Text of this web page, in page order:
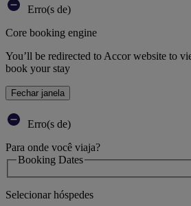
Erro(s de)
Core booking engine
You’ll be redirected to Accor website to
book your stay
Fechar janela
Erro(s de)
Para onde você viaja?
Booking Dates
Selecionar hóspedes